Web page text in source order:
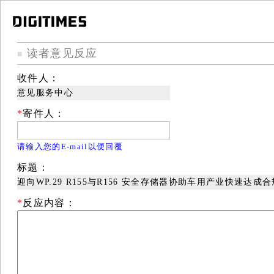
■ 读者意见反应
收件人：
意见服务中心
*寄件人：
请输入您的E-mail以便回覆
标题：
迎向WP.29 R155与R156 安全存储器协助车用产业快速达成合
* 反应内容：